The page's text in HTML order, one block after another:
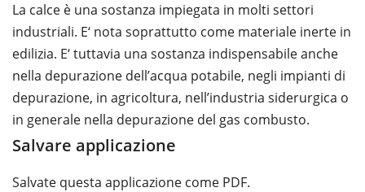
La calce è una sostanza impiegata in molti settori
industriali. E‘ nota soprattutto come materiale inerte in
edilizia. E‘ tuttavia una sostanza indispensabile anche
nella depurazione dell’acqua potabile, negli impianti di
depurazione, in agricoltura, nell’industria siderurgica o
in generale nella depurazione del gas combusto.
Salvare applicazione
Salvate questa applicazione come PDF.